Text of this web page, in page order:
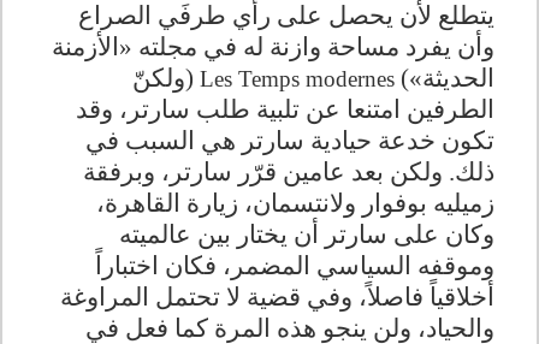
يتطلع لأن يحصل على رأي طرفَي الصراع
وأن يفرد مساحة وازنة له في مجلته «الأزمنة
الحديثة»(
Les Temps modernes
)ولكنّ
الطرفين امتنعا عن تلبية طلب سارتر، وقد
تكون خدعة حيادية سارتر هي السبب في
ذلك. ولكن بعد عامين قرّر سارتر، وبرفقة
زميليه بوفوار ولانتسمان، زيارة القاهرة،
وكان على سارتر أن يختار بين عالميته
وموقفه السياسي المضمر، فكان اختباراً
أخلاقياً فاصلاً، وفي قضية لا تحتمل المراوغة
والحياد، ولن ينجو هذه المرة كما فعل في